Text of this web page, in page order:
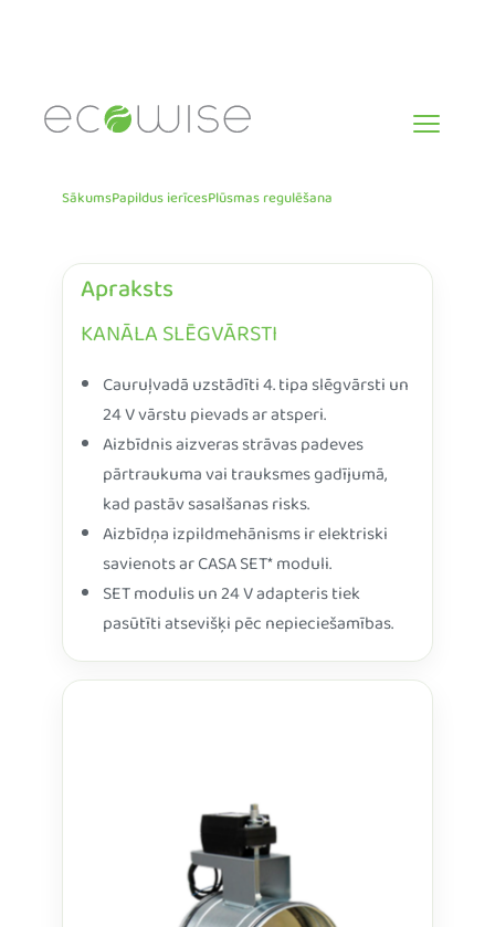
content
SākumsPapildus ierīcesPlūsmas regulēšana
Apraksts
KANĀLA SLĒGVĀRSTI
Cauruļvadā uzstādīti 4. tipa slēgvārsti un
24 V vārstu pievads ar atsperi.
Aizbīdnis aizveras strāvas padeves
pārtraukuma vai trauksmes gadījumā,
kad pastāv sasalšanas risks.
Aizbīdņa izpildmehānisms ir elektriski
savienots ar CASA SET* moduli.
SET modulis un 24 V adapteris tiek
pasūtīti atsevišķi pēc nepieciešamības.